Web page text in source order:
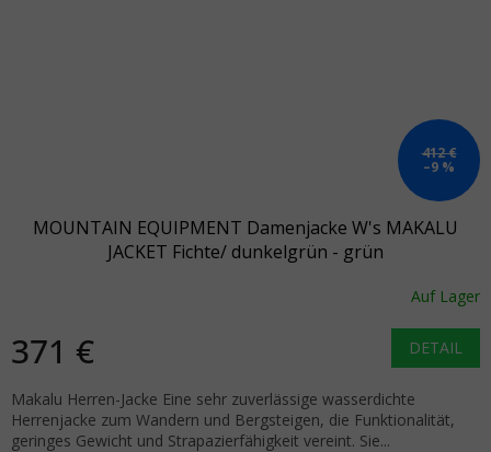
412 €
–9 %
MOUNTAIN EQUIPMENT Damenjacke W's MAKALU
JACKET Fichte/ dunkelgrün - grün
Auf Lager
371 € DETAIL
Makalu Herren-Jacke Eine sehr zuverlässige wasserdichte
Herrenjacke zum Wandern und Bergsteigen, die Funktionalität,
geringes Gewicht und Strapazierfähigkeit vereint. Sie...